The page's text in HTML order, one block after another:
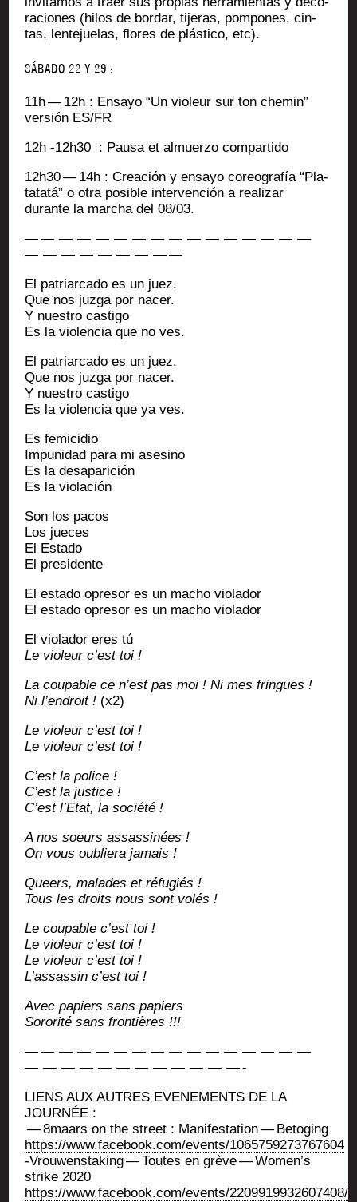
ra­ciones (hilos de bor­dar, tije­ras, pom­pones, cin­
tas, len­te­jue­las, flores de plás­ti­co, etc).
SÁBADO 22 Y 29 :
11h — 12h : Ensayo “Un vio­leur sur ton che­min”
ver­sión ES/FR
12h ‑12h30 : Pau­sa et almuer­zo compartido
12h30 — 14h : Crea­ción y ensayo coreo­grafía “Pla­
ta­tatá” o otra posible inter­ven­ción a rea­li­zar
durante la mar­cha del 08/03.
— — — — — — — — — — — — — — — —
— — — — — — — — —
El patriar­ca­do es un juez.
Que nos juz­ga por nacer.
Y nues­tro castigo
Es la vio­len­cia que no ves.
El patriar­ca­do es un juez.
Que nos juz­ga por nacer.
Y nues­tro castigo
Es la vio­len­cia que ya ves.
Es femi­ci­dio
Impu­ni­dad para mi asesino
Es la desaparición
Es la violación
Son los pacos
Los jueces
El Estado
El presidente
El esta­do opre­sor es un macho violador
El esta­do opre­sor es un macho violador
El vio­la­dor eres tú
Le vio­leur c’est toi !
La cou­pable ce n’est pas moi ! Ni mes fringues !
Ni l’en­droit ! (x2)
Le vio­leur c’est toi !
Le vio­leur c’est toi !
C’est la police !
C’est la justice !
C’est l’E­tat, la société !
A nos soeurs assassinées !
On vous oublie­ra jamais !
Queers, malades et réfugiés !
Tous les droits nous sont volés !
Le cou­pable c’est toi !
Le vio­leur c’est toi !
Le vio­leur c’est toi !
L’as­sas­sin c’est toi !
Avec papiers sans papiers
Soro­ri­té sans frontières !!!
— — — — — — — — — — — — — — — —
— — — — — — — — — — — — -
LIENS AUX AUTRES EVENEMENTS DE LA
JOURNÉE :
— 8maars on the street : Mani­fes­ta­tion — Betoging
https://www.facebook.com/events/1065759273767604
‑Vrou­wens­ta­king — Toutes en grève — Women’s
strike 2020
https://www.facebook.com/events/2209919932607408/